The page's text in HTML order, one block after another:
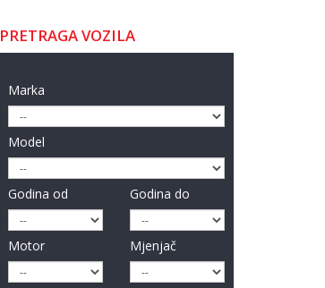
PRETRAGA VOZILA
Marka
Model
Godina od Godina do
Motor Mjenjač